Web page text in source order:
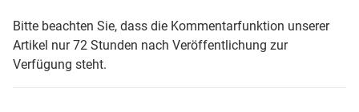
Bitte beachten Sie, dass die Kommentarfunktion unserer
Artikel nur 72 Stunden nach Veröffentlichung zur
Verfügung steht.